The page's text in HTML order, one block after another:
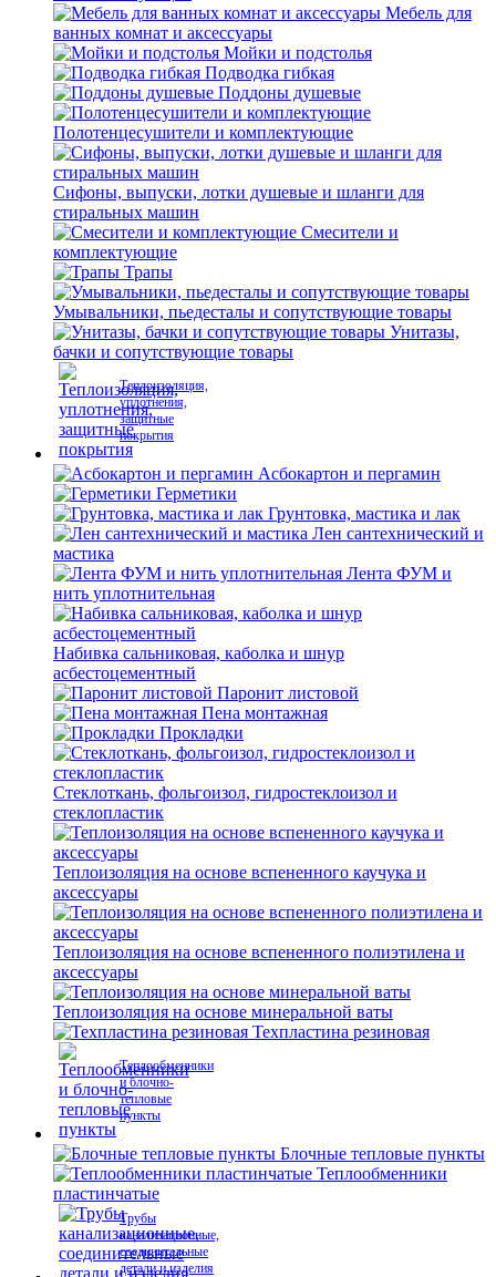
Мебель для
ванных комнат и аксессуары
Мойки и подстолья
Подводка гибкая
Поддоны душевые
Полотенцесушители и комплектующие
Сифоны, выпуски, лотки душевые и шланги для
стиральных машин
Смесители и
комплектующие
Трапы
Умывальники, пьедесталы и сопутствующие товары
Унитазы,
бачки и сопутствующие товары
Теплоизоляция,
уплотнения,
защитные
покрытия
Асбокартон и пергамин
Герметики
Грунтовка, мастика и лак
Лен сантехнический и
мастика
Лента ФУМ и
нить уплотнительная
Набивка сальниковая, каболка и шнур
асбестоцементный
Паронит листовой
Пена монтажная
Прокладки
Стеклоткань, фольгоизол, гидростеклоизол и
стеклопластик
Теплоизоляция на основе вспененного каучука и
аксессуары
Теплоизоляция на основе вспененного полиэтилена и
аксессуары
Теплоизоляция на основе минеральной ваты
Техпластина резиновая
Теплообменники
и блочно-
тепловые
пункты
Блочные тепловые пункты
Теплообменники
пластинчатые
Трубы
канализационные,
соединительные
детали и изделия